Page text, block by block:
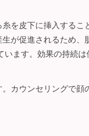
を皮下に挿入する
が促進されるため
ます。効果の持続
カウンセリングで顔